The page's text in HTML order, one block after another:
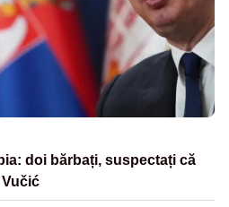
doi bărbați, suspectați că